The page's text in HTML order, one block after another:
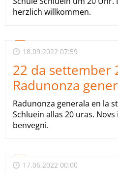
herzlich willkommen.
18.09.2022 07:59
22 da settember
Radunonza
Radunonza generala en la
Schluein allas 20 uras.
benvegni.
17.06.2022 00:00